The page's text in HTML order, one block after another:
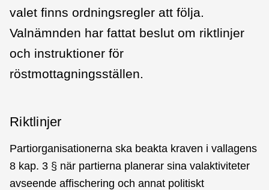
valet finns ordningsregler att följa.
Valnämnden har fattat beslut om riktlinjer
och instruktioner för
röstmottagningsställen.
Riktlinjer
Partiorganisationerna ska beakta kraven i vallagens
8 kap. 3 § när partierna planerar sina valaktiviteter
avseende affischering och annat politiskt